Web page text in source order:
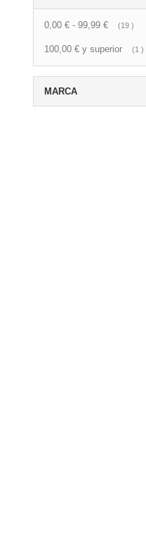
0,00 € - 99,99 € 19
100,00 € y superior 1
MARCA